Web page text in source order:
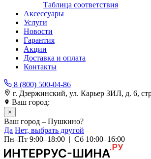
Таблица соответствия
Аксессуары
Услуги
Новости
Гарантия
Акции
Доставка и оплата
Контакты
8 (800) 500-04-86
г. Дзержинский, ул. Карьер ЗИЛ, д. 6,
Ваш город:
×
Ваш город – Пушкино?
Да Нет, выбрать другой
Пн–Пт 9:00–18:00 | Сб 10:00–16:00